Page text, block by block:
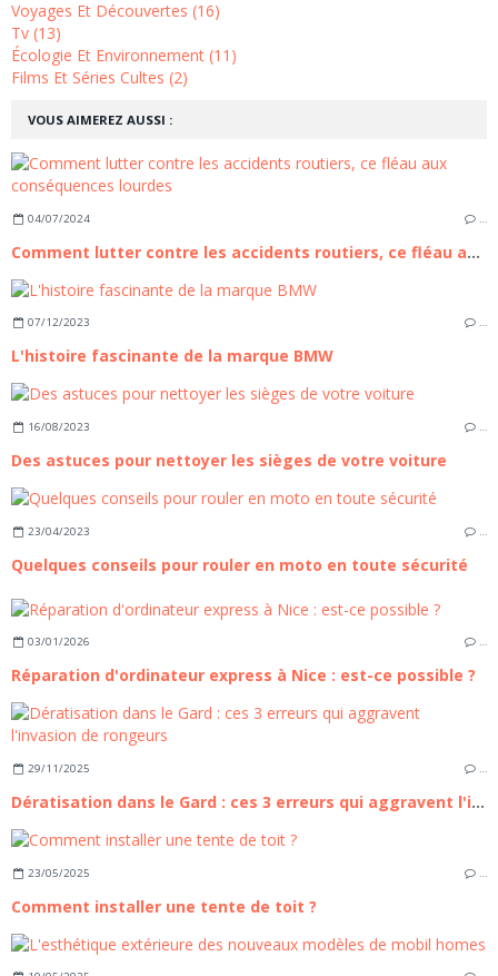
VOUS AIMEREZ AUSSI :
04/07/2024 …
Comment lutter contre les accidents routiers, ce fléau aux conséquences lourdes
07/12/2023 …
L'histoire fascinante de la marque BMW
16/08/2023 …
Des astuces pour nettoyer les sièges de votre voiture
23/04/2023 …
Quelques conseils pour rouler en moto en toute sécurité
03/01/2026 …
Réparation d'ordinateur express à Nice : est-ce possible ?
29/11/2025 …
Dératisation dans le Gard : ces 3 erreurs qui aggravent l'invasion de rongeurs
23/05/2025
Comment installer une tente de toit ?
Voyages Et Découvertes (16)
Tv (13)
Écologie Et Environnement (11)
Films Et Séries Cultes (2)